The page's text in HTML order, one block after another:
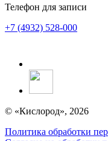
Телефон для записи
+7 (4932) 528-000
© «Кислород», 2026
Политика обработки